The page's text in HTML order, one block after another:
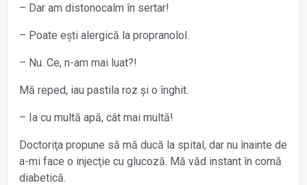
– Dar am distonocalm în sertar!
– Poate ești alergică la propranolol.
– Nu. Ce, n-am mai luat?!
Mă reped, iau pastila roz și o înghit.
– Ia cu multă apă, cât mai multă!
Doctoriţa propune să mă ducă la spital, dar nu înainte de
a-mi face o injecţie cu glucoză. Mă văd instant în comă
diabetică.